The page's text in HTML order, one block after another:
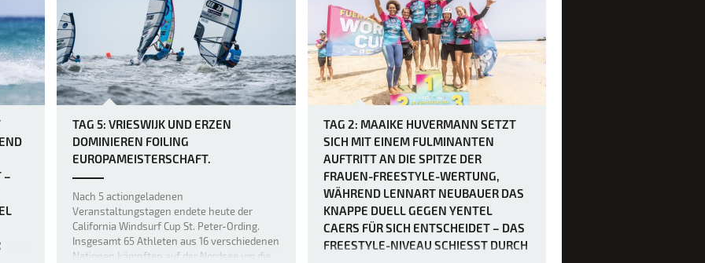
der Finaltag in Gang kam. Die heutigen
Bedingung…
–
TAG 5: VRIESWIJK UND ERZEN
DOMINIEREN FOILING
EUROPAMEISTERSCHAFT.
Nach 5 actiongeladenen
Veranstaltungstagen endete heute der
California Windsurf Cup St. Peter-Ording.
Insgesamt 65 Athleten aus 16 verschiedenen
Nationen kämpften auf der Nordsee um die
TAG 2: MAAIKE HUVERMANN SETZT
SICH MIT EINEM FULMINANTEN
AUFTRITT AN DIE SPITZE DER
FRAUEN-FREESTYLE-WERTUNG,
WÄHREND LENNART NEUBAUER DAS
KNAPPE DUELL GEGEN YENTEL
CAERS FÜR SICH ENTSCHEIDET – DAS
FREESTYLE-NIVEAU SCHIESST DURCH D